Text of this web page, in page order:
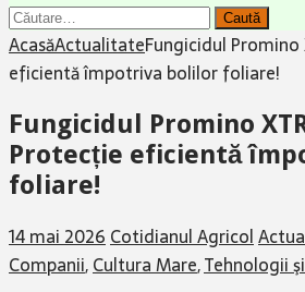
Caută
după:
AcasăActualitateFungicidul
eficientă împotriva bolilor foliare!
Fungicidul Promino
Protecție eficientă
foliare!
14 mai 2026 Cotidianul Agricol
Companii,Cultura Mare,Tehnologii